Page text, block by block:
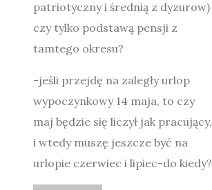
patriotyczny i średnią z dyzurow)
czy tylko podstawą pensji z
tamtego okresu?
-jeśli przejdę na zaległy urlop
wypoczynkowy 14 maja, to czy
maj będzie się liczył jak pracujący,
i wtedy muszę jeszcze być na
urlopie czerwiec i lipiec-do kiedy?